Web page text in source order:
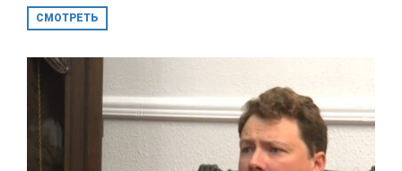
СМОТРЕТЬ